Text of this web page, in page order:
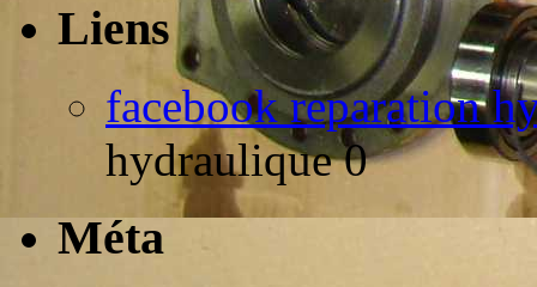
Liens
facebook reparation
hydraulique 0
Méta